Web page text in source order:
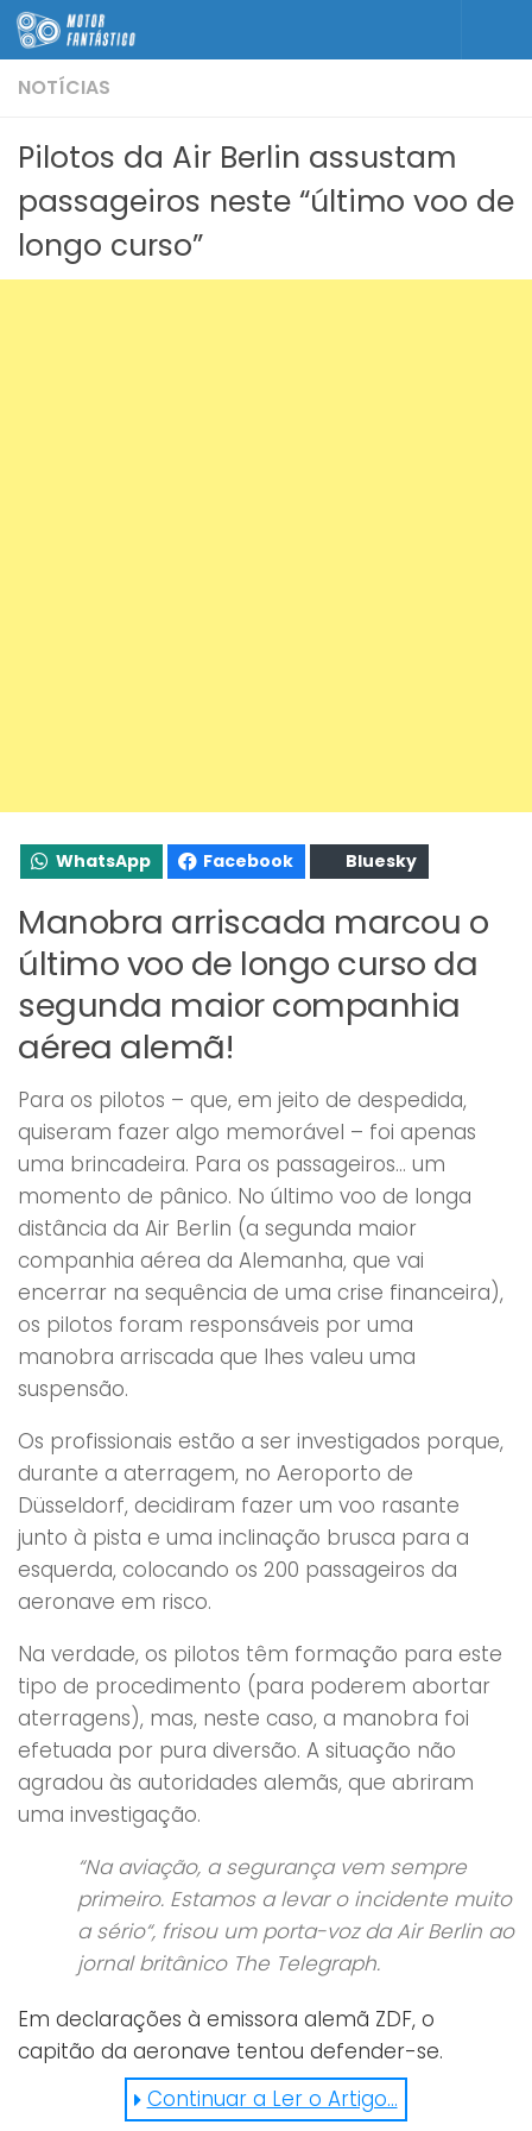
Skip to content
NOTÍCIAS
Pilotos da Air Berlin assustam
passageiros neste “último voo de
longo curso”
WhatsApp Facebook Bluesky
Manobra arriscada marcou o
último voo de longo curso da
segunda maior companhia
aérea alemã!
Para os pilotos – que, em jeito de despedida,
quiseram fazer algo memorável – foi apenas
uma brincadeira. Para os passageiros… um
momento de pânico. No último voo de longa
distância da Air Berlin (a segunda maior
companhia aérea da Alemanha, que vai
encerrar na sequência de uma crise financeira),
os pilotos foram responsáveis por uma
manobra arriscada que lhes valeu uma
suspensão.
Os profissionais estão a ser investigados porque,
durante a aterragem, no Aeroporto de
Düsseldorf, decidiram fazer um voo rasante
junto à pista e uma inclinação brusca para a
esquerda, colocando os 200 passageiros da
aeronave em risco.
Na verdade, os pilotos têm formação para este
tipo de procedimento (para poderem abortar
aterragens), mas, neste caso, a manobra foi
efetuada por pura diversão. A situação não
agradou às autoridades alemãs, que abriram
uma investigação.
“Na aviação, a segurança vem sempre
primeiro. Estamos a levar o incidente muito
a sério“, frisou um porta-voz da Air Berlin ao
jornal britânico The Telegraph.
Em declarações à emissora alemã ZDF, o
capitão da aeronave tentou defender-se.
“Queríamos deixar uma marca, uma
Continuar a Ler o Artigo...